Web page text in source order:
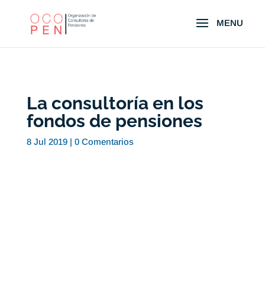
La consultoría en los
fondos de pensiones
8 Jul 2019| 0 Comentarios